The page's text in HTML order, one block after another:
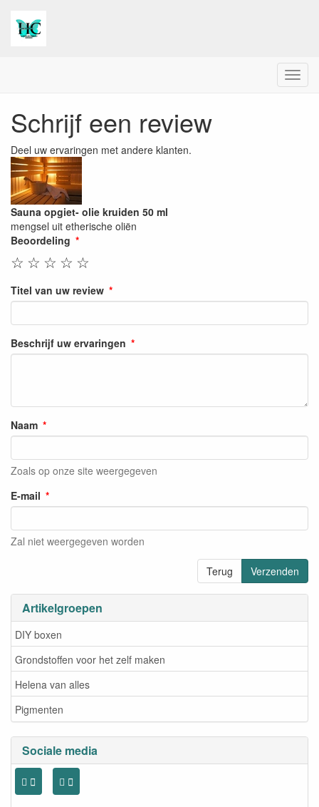
Menu
Artikelgroepen
DIY boxen
Grondstoffen voor het zelf maken
Helena van alles
Pigmenten
Sociale media
Schrijf een review
Deel uw ervaringen met andere klanten.
Sauna opgiet- olie kruiden 50 ml
mengsel uit etherische oliën
Beoordeling
☆
☆
☆
☆
☆
Titel van uw review
Beschrijf uw ervaringen
Naam
Zoals op onze site weergegeven
E-mail
Zal niet weergegeven worden
Terug Verzenden